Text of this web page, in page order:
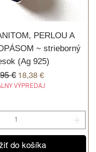
PERLOU A
~ strieborný
(Ag 925)
cena
€ Zľavnená cena
18,38 €
VÝPREDAJ
do košíka